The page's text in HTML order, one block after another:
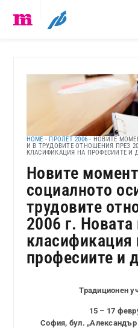
HOME - ПРОЛЕТ 2006 - НОВИТЕ
И В ТРУДОВИТЕ ОТНОШЕНИЯ ПРЕЗ
КЛАСИФИКАЦИЯ НА ПРОФЕСИИТЕ И
Новите
социалното
трудовите
2006 г.
класификация
професиите и
Традиционен
15 – 17
София, бул.